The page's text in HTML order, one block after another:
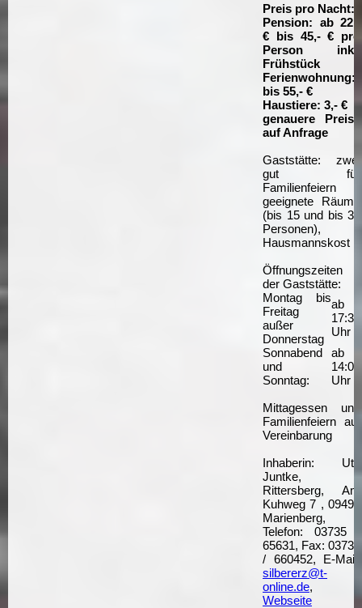
Preis pro Nacht:
Pension: ab 22,-
€ bis 45,- € pro
Person inkl.
Frühstück
Ferienwohnung:
bis 55,- €
Haustiere: 3,- €
genauere Preise
auf Anfrage
Gaststätte: zwei
gut für
Familienfeiern
geeignete Räume
(bis 15 und bis 35
Personen),
Hausmannskost
Öffnungszeiten
der Gaststätte:
Montag bis
Freitag
außer
Donnerstag
ab
17:30
Uhr
Sonnabend
und
Sonntag:
ab
14:00
Uhr
Mittagessen und
Familienfeiern auf
Vereinbarung
Inhaberin: Ute
Juntke,
Rittersberg, Am
Kuhweg 7 , 09496
Marienberg,
Telefon: 03735 /
65631, Fax: 03735
/ 660452, E-Mail:
silbererz@t-
online.de,
Webseite